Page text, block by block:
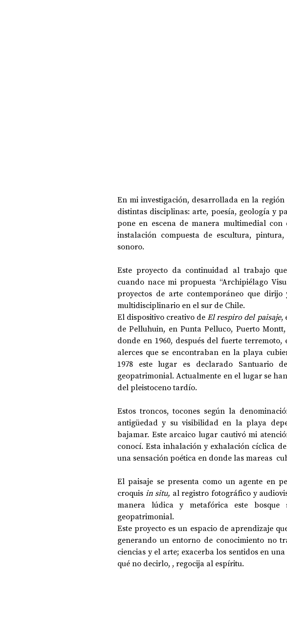
En mi investigación, desarrollada en la
distintas disciplinas: arte, poesía, geología y
pone en escena de manera multimedial
instalación compuesta de escultura,
sonoro.
Este proyecto da continuidad al trabajo
cuando nace mi propuesta “Archipiélago
proyectos de arte contemporáneo que
multidisciplinario en el sur de Chile.
El dispositivo creativo de El respiro del paisaje,
de Pelluhuin, en Punta Pelluco, Puerto
donde en 1960, después del fuerte
alerces que se encontraban en la playa
1978 este lugar es declarado Santuario
geopatrimonial. Actualmente en el lugar se
del pleistoceno tardío.
Estos troncos, tocones según la
antigüedad y su visibilidad en la playa
bajamar. Este arcaico lugar cautivó mi
conocí. Esta inhalación y exhalación cíclica
una sensación poética en donde las mareas
El paisaje se presenta como un agente en
croquis in situ, al registro fotográfico y
manera lúdica y metafórica este
geopatrimonial.
Este proyecto es un espacio de aprendizaje
generando un entorno de conocimiento no
ciencias y el arte; exacerba los sentidos en
qué no decirlo, , regocija al espíritu.